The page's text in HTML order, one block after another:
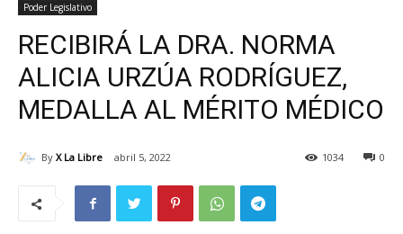
Poder Legislativo
RECIBIRÁ LA DRA. NORMA
ALICIA URZÚA RODRÍGUEZ,
MEDALLA AL MÉRITO MÉDICO
By X La Libre abril 5, 2022 0
1034